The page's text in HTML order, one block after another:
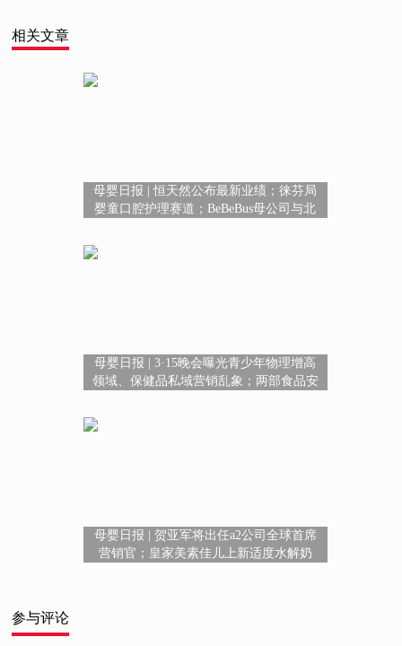
相关文章
母婴日报 | 恒天然公布最新业绩；徕芬局
婴童口腔护理赛道；BeBeBus母公司与北
母婴日报 | 3·15晚会曝光青少年物理增高
领域、保健品私域营销乱象；两部食品安
母婴日报 | 贺亚军将出任a2公司全球首席
营销官；皇家美素佳儿上新适度水解奶
参与评论